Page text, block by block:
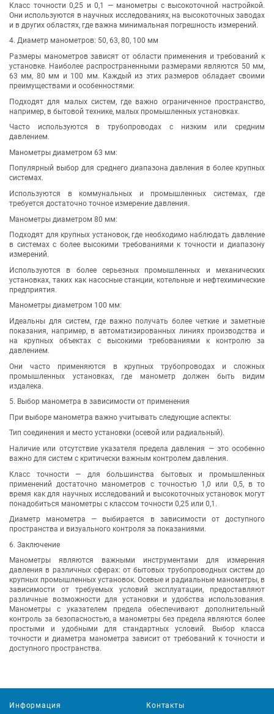
Класс точности 0,25 и 0,1 — манометры с высокоточной настройкой.
Они используются в научных исследованиях, на высокоточных заводах
и в других областях, где важна минимальная погрешность измерений.
4. Диаметр манометров: 50, 63, 80, 100 мм
Размеры манометров зависят от области применения и требований к
установке. Наиболее распространенными размерами являются 50 мм,
63 мм, 80 мм и 100 мм. Каждый из этих размеров обладает своими
преимуществами и особенностями:
Подходят для малых систем, где важно ограниченное пространство,
например, в бытовой технике, малых промышленных установках.
Часто используются в трубопроводах с низким или средним
давлением.
Манометры диаметром 63 мм:
Популярный выбор для среднего диапазона давления в более крупных
системах.
Используются в коммунальных и промышленных системах, где
требуется достаточно точное измерение давления.
Манометры диаметром 80 мм:
Подходят для крупных установок, где необходимо наблюдать давление
в системах с более высокими требованиями к точности и диапазону
измерений.
Используются в более серьезных промышленных и механических
установках, таких как насосные станции, котельные и нефтехимические
предприятия.
Манометры диаметром 100 мм:
Идеальны для систем, где важно получать более четкие и заметные
показания, например, в автоматизированных линиях производства и
на крупных объектах с высокими требованиями к контролю за
давлением.
Они часто применяются в крупных трубопроводах и сложных
промышленных установках, где манометр должен быть видим
издалека.
5. Выбор манометра в зависимости от применения
При выборе манометра важно учитывать следующие аспекты:
Тип соединения и место установки (осевой или радиальный).
Наличие или отсутствие указателя предела давления — это особенно
важно для систем с критически важным контролем давления.
Класс точности — для большинства бытовых и промышленных
применений достаточно манометров с точностью 1,0 или 0,5, в то
время как для научных исследований и высокоточных установок могут
понадобиться манометры с классом точности 0,25 или 0,1.
Диаметр манометра — выбирается в зависимости от доступного
пространства и визуального контроля за показаниями.
6. Заключение
Манометры являются важными инструментами для измерения
давления в различных сферах: от бытовых трубопроводных систем до
крупных промышленных установок. Осевые и радиальные манометры, в
зависимости от требуемых условий эксплуатации, предоставляют
различные возможности для установки и удобства использования.
Манометры с указателем предела обеспечивают дополнительный
контроль за безопасностью, а манометры без предела являются более
простыми и удобными для стандартных условий. Выбор класса
точности и диаметра манометра зависит от требований к точности и
доступного пространства.
Информация Контакты